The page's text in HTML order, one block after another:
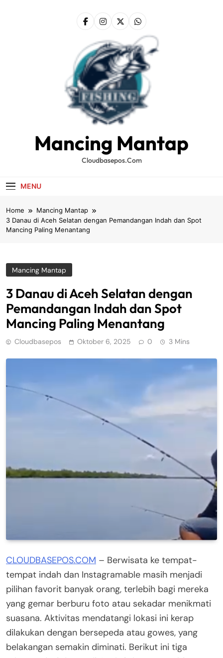
Mancing Mantap
Cloudbasepos.com
MENU
Home
Mancing Mantap
3 Danau di Aceh Selatan dengan Pemandangan Indah dan Spot
Mancing Paling Menantang
Mancing Mantap
3 Danau di Aceh Selatan dengan
Pemandangan Indah dan Spot
Mancing Paling Menantang
Cloudbasepos Oktober 6, 2025 0 3 Mins
CLOUDBASEPOS.COM – Berwisata ke tempat-
tempat indah dan Instagramable masih menjadi
pilihan favorit banyak orang, terlebih bagi mereka
yang gemar berburu foto atau sekadar menikmati
suasana. Aktivitas mendatangi lokasi ini kerap
dilakukan dengan bersepeda atau gowes, yang
belakangan semakin diminati. Berikut ini tiga